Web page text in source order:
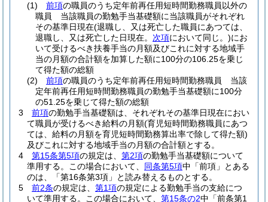
(1)
前項の職員のうち定年前再任用短時間勤務職員以外の
職員 当該職員の勤勉手当基礎額に当該職員がそれぞれ
その基準日現在(退職し、又は死亡した職員にあつては、
退職し、又は死亡した日現在。 次項において同じ。)にお
いて受けるべき扶養手当の月額及びこれに対する地域手
当の月額の合計額を加算した額に100分の106.25を乗じ
て得た額の総額
(2)
前項の職員のうち定年前再任用短時間勤務職員 当該
定年前再任用短時間勤務職員の勤勉手当基礎額に100分
の51.25を乗じて得た額の総額
3
前項の勤勉手当基礎額は、それぞれその基準日現在におい
て職員が受けるべき給料の月額(育児短時間勤務職員にあつ
ては、給料の月額を育児短時間勤務算出率で除して得た額)
及びこれに対する地域手当の月額の合計額とする。
4
第15条第5項の規定は、 第2項の勤勉手当基礎額について
準用する。
この場合において、 同条第5項中「前項」とある
のは、「第16条第3項」と読み替えるものとする。
5
前2条の規定は、 第1項の規定による勤勉手当の支給につ
いて準用する。
この場合において、 第15条の2中「前条第1